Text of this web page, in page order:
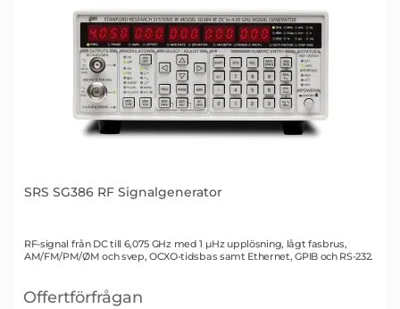
SRS SG386 RF Signalgenerator
Art. nr 1529
RF-signal från DC till 6,075 GHz med 1 µHz upplösning, lågt fasbrus,
AM/FM/PM/ØM och svep, OCXO-tidsbas samt Ethernet, GPIB och RS-232.
Offertförfrågan